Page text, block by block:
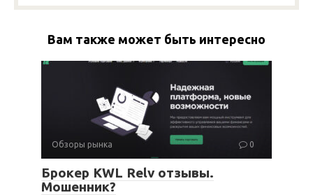
Вам также может быть интересно
Обзоры рынка 0
Брокер KWL Relv отзывы.
Мошенник?